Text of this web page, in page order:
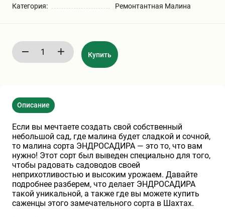
Шарафуга
Бирючина
Плющ
Кустарники
ПАМПАСНАЯ ТРАВА
(КОРТАДЕРИЯ)
Кизильник саженец
Олеандр саженцы
Экзотические растения
Декоративные саженцы
Хвойные саженцы
Клематис
Глициния
Гвоздика саженцы
Категория: Ремонтантная Малина
Купить
Описание
Если вы мечтаете создать свой собственный
небольшой сад, где малина будет сладкой и сочной,
то малина сорта ЭНДРОСАДИРА — это то, что вам
нужно! Этот сорт был выведен специально для того,
чтобы радовать садоводов своей
неприхотливостью и высоким урожаем. Давайте
подробнее разберем, что делает ЭНДРОСАДИРА
такой уникальной, а также где вы можете купить
саженцы этого замечательного сорта в Шахтах.